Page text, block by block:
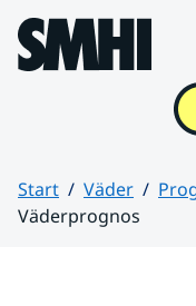
Hoppa till sidans
Start Väder
Väderprognos